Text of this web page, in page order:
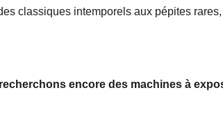
classiques intemporels aux pépites
encore des machines à